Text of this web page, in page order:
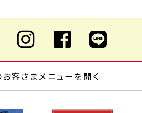
客さまメニューを開く